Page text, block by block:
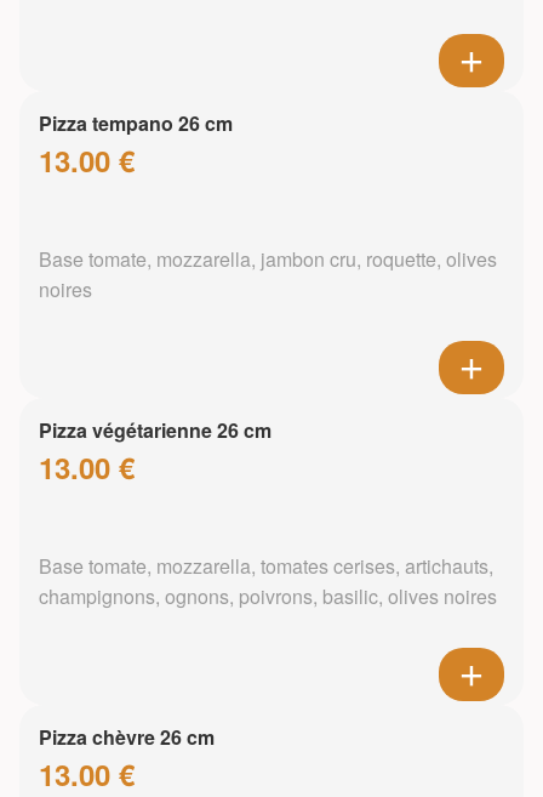
Pizza tempano 26 cm
13.00 €
Base tomate, mozzarella, jambon cru, roquette, olives
noires
Pizza végétarienne 26 cm
13.00 €
Base tomate, mozzarella, tomates cerises, artichauts,
champignons, ognons, poivrons, basilic, olives noires
Pizza chèvre 26 cm
13.00 €